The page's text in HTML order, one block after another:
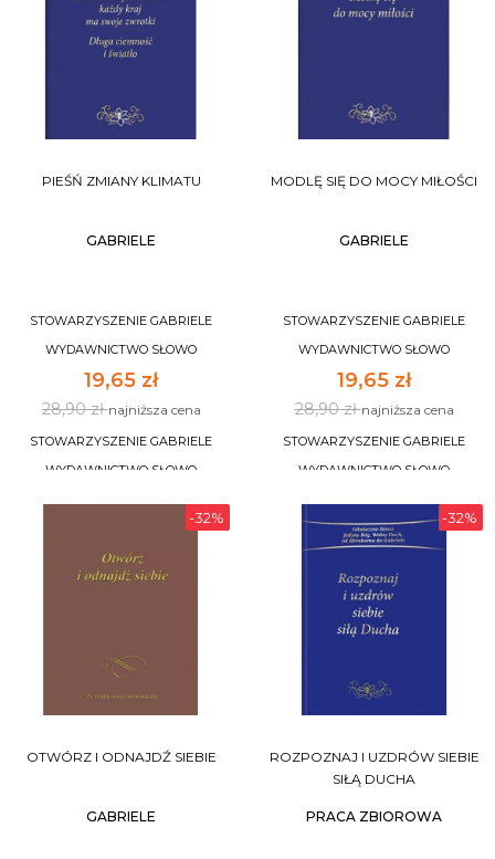
PIEŚŃ ZMIANY KLIMATU
GABRIELE
STOWARZYSZENIE GABRIELE
WYDAWNICTWO SŁOWO
19,65 zł
28,90 złnajniższa cena
STOWARZYSZENIE GABRIELE
WYDAWNICTWO SŁOWO
MODLĘ SIĘ DO MOCY MIŁOŚCI
GABRIELE
STOWARZYSZENIE GABRIELE
WYDAWNICTWO SŁOWO
19,65 zł
28,90 złnajniższa cena
STOWARZYSZENIE GABRIELE
WYDAWNICTWO SŁOWO
DO KOSZYKA
-32%
OTWÓRZ I ODNAJDŹ SIEBIE
GABRIELE
-32%
ROZPOZNAJ I UZDRÓW SIEBIE
SIŁĄ DUCHA
PRACA ZBIOROWA